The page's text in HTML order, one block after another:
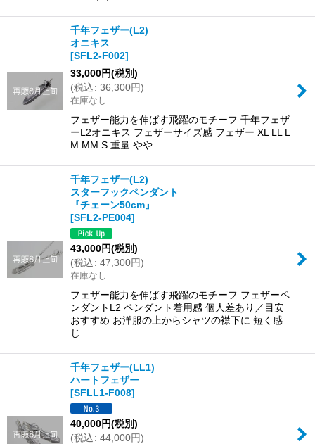
千年フェザー(L2)
オニキス
[SFL2-F002]
33,000円(税別)
(税込: 36,300円)
在庫なし
フェザー能力を伸ばす飛躍のモチーフ 千年フェザ
ーL2オニキス フェザーサイズ感 フェザー XL LL L
M MM S 重量 やや…
千年フェザー(L2)
スターフックペンダント
『チェーン50cm』
[SFL2-PE004]
43,000円(税別)
(税込: 47,300円)
在庫なし
フェザー能力を伸ばす飛躍のモチーフ フェザーペ
ンダントL2 ペンダント着用感 個人差あり／目安
おすすめ お洋服の上からシャツの襟下に 短く感
じ…
千年フェザー(LL1)
ハートフェザー
[SFLL1-F008]
40,000円(税別)
(税込: 44,000円)